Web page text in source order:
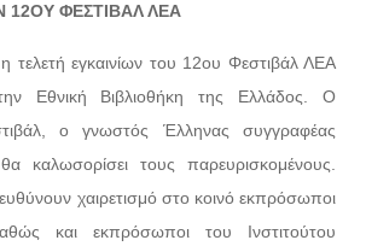
12ΟΥ ΦΕΣΤΙΒΑΛ ΛΕΑ
τελετή εγκαινίων του 12ου Φεστιβάλ ΛΕΑ
Εθνική Βιβλιοθήκη της Ελλάδος. Ο
ο γνωστός Έλληνας συγγραφέας
καλωσορίσει τους παρευρισκομένους.
χαιρετισμό στο κοινό εκπρόσωποι
και εκπρόσωποι του Ινστιτούτου